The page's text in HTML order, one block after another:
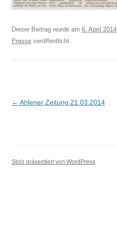
Dieser Beitrag wurde am 6. April 2014
Presse veröffentlicht.
Beitrags-
← Ahlener Zeitung 21.03.2014
Stolz präsentiert von WordPress